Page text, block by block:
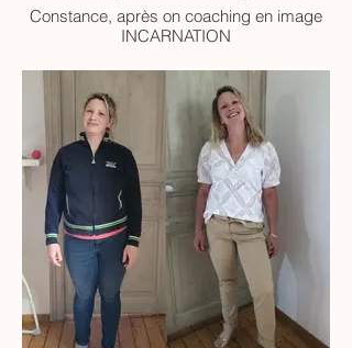
Constance, après on coaching en image
INCARNATION